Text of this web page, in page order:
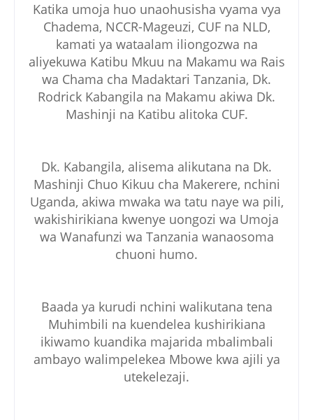
Katika umoja huo unaohusisha vyama vya
Chadema, NCCR-Mageuzi, CUF na NLD,
kamati ya wataalam iliongozwa na
aliyekuwa Katibu Mkuu na Makamu wa Rais
wa Chama cha Madaktari Tanzania, Dk.
Rodrick Kabangila na Makamu akiwa Dk.
Mashinji na Katibu alitoka CUF.
Dk. Kabangila, alisema alikutana na Dk.
Mashinji Chuo Kikuu cha Makerere, nchini
Uganda, akiwa mwaka wa tatu naye wa pili,
wakishirikiana kwenye uongozi wa Umoja
wa Wanafunzi wa Tanzania wanaosoma
chuoni humo.
Baada ya kurudi nchini walikutana tena
Muhimbili na kuendelea kushirikiana
ikiwamo kuandika majarida mbalimbali
ambayo walimpelekea Mbowe kwa ajili ya
utekelezaji.